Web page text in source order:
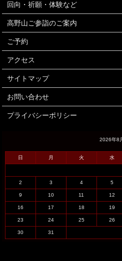
回向・祈願・体験など
高野山ご参詣のご案内
ご予約
アクセス
サイトマップ
お問い合わせ
プライバシーポリシー
2026年8
日 月 火 水
2 3 4 5
9 10 11 12
16 17 18 19
23 24 25 26
30 31